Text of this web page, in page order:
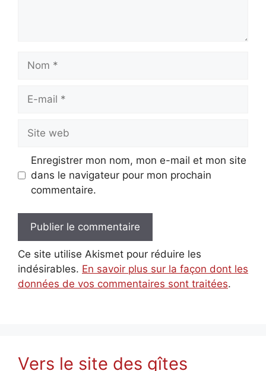
Nom
Site
web
Enregistrer mon nom, mon e-mail et mon site
dans le navigateur pour mon prochain
commentaire.
Ce site utilise Akismet pour réduire les
indésirables. En savoir plus sur la façon dont les
données de vos commentaires sont traitées.
Vers le site des gîtes